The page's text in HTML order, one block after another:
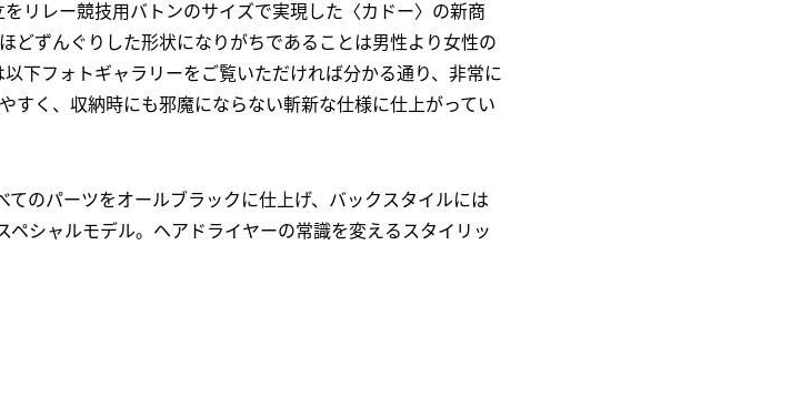
リレー競技用バトンのサイズで実現した〈カドー〉の新商
どずんぐりした形状になりがちであることは男性より女性の
下フォトギャラリーをご覧いただければ分かる通り、非常に
すく、収納時にも邪魔にならない斬新な仕様に仕上がってい
てのパーツをオールブラックに仕上げ、バックスタイルには
ペシャルモデル。ヘアドライヤーの常識を変えるスタイリッ